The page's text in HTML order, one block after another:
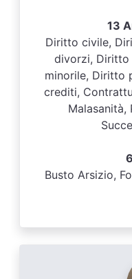
13
Diritto civile,
divorzi,
minorile, Diritto
crediti,
Malasanità,
Busto Arsizio,